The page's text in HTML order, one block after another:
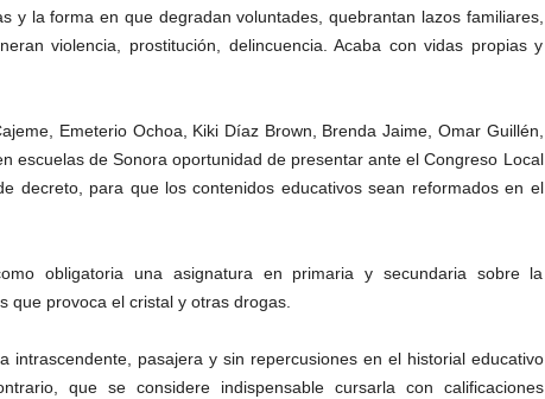
y la forma en que degradan voluntades, quebrantan lazos familiares,
violencia, prostitución, delincuencia. Acaba con vidas propias y
Emeterio Ochoa, Kiki Díaz Brown, Brenda Jaime, Omar Guillén,
escuelas de Sonora oportunidad de presentar ante el Congreso Local
decreto, para que los contenidos educativos sean reformados en el
obligatoria una asignatura en primaria y secundaria sobre la
que provoca el cristal y otras drogas.
intrascendente, pasajera y sin repercusiones en el historial educativo
que se considere indispensable cursarla con calificaciones